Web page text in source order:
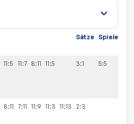
Sätze Spiele
11:5 11:7 8:11 11:5 3:1 5:5
8:11 7:11 11:9 11:3 11:13 2:3